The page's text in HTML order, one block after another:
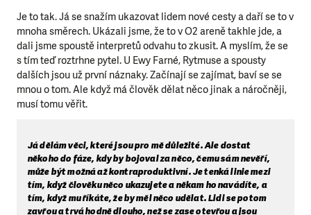
Je to tak. Já se snažím ukazovat lidem nové cesty a daří se to v
mnoha směrech. Ukázali jsme, že to v O2 areně takhle jde, a
dali jsme spoustě interpretů odvahu to zkusit. A myslím, že se
s tím teď roztrhne pytel. U Ewy Farné, Rytmuse a spousty
dalších jsou už první náznaky. Začínají se zajímat, baví se se
mnou o tom. Ale když má člověk dělat něco jinak a náročněji,
musí tomu věřit.
Já dělám věci, které jsou pro mě důležité. Ale dostat
někoho do fáze, kdy by bojoval za něco, čemu sám nevěří,
může být možná až kontraproduktivní. Je tenká linie mezi
tím, když člověku něco ukazujete a někam ho navádíte, a
tím, když mu říkáte, že by měl něco udělat. Lidi se potom
zavřou a trvá hodně dlouho, než se zase otevřou a jsou